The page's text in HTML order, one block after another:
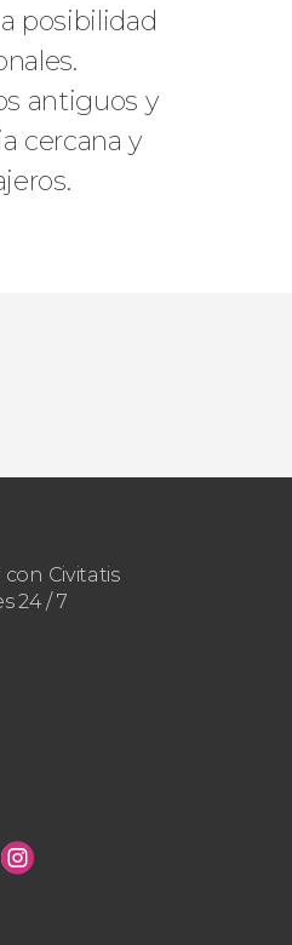
posibilidad
antiguos y
cercana y
Civitatis
24 / 7